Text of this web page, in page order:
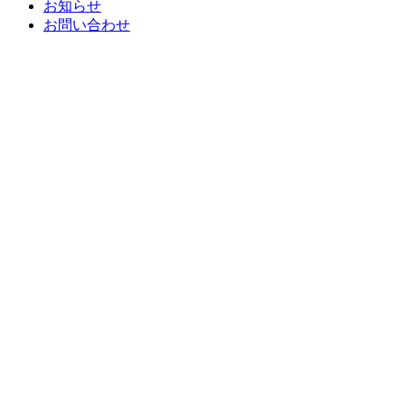
お知らせ
お問い合わせ